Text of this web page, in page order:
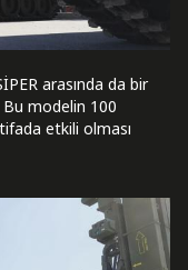
arasında da bir
modelin 100
etkili olması